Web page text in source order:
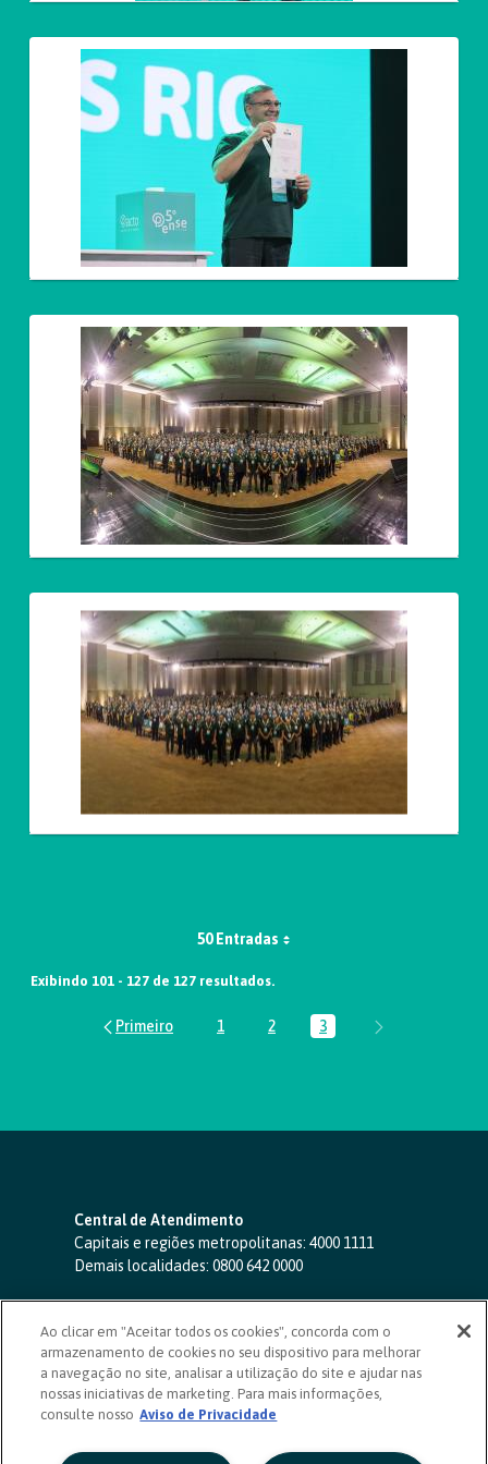
50 Entradas
Exibindo 101 - 127 de 127 resultados.
Página
1 Página
2 Página
3
Central de Atendimento
Capitais e regiões metropolitanas: 4000 1111
Demais localidades: 0800 642 0000
SAC 24 horas-0800 724 4420
Ouvidoria
0800 725 0996
(de segunda a sexta, das 8h às 20h)
ouvidoriasicoob.com.br
Deficientes auditivos ou de fala
Ao clicar em "Aceitar todos os cookies", concorda com o
armazenamento de cookies no seu dispositivo para melhorar
a navegação no site, analisar a utilização do site e ajudar nas
nossas iniciativas de marketing. Para mais informações,
consulte nosso Aviso de Privacidade